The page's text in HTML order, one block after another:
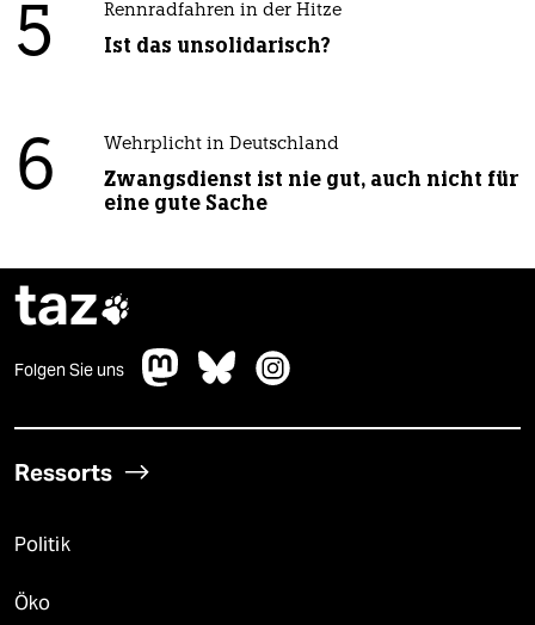
5 Rennradfahren in der Hitze
Ist das unsolidarisch?
6 Wehrplicht in Deutschland
Zwangsdienst ist nie gut, auch nicht für
eine gute Sache
taz
Folgen Sie uns
Ressorts
Politik
Öko